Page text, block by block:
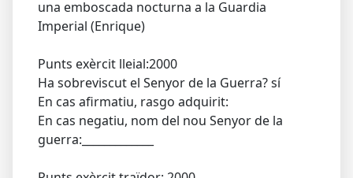
una emboscada nocturna a la Guardia
Imperial (Enrique)
Punts exèrcit lleial:2000
Ha sobreviscut el Senyor de la Guerra? sí
En cas afirmatiu, rasgo adquirit:
En cas negatiu, nom del nou Senyor de la
guerra:_____________